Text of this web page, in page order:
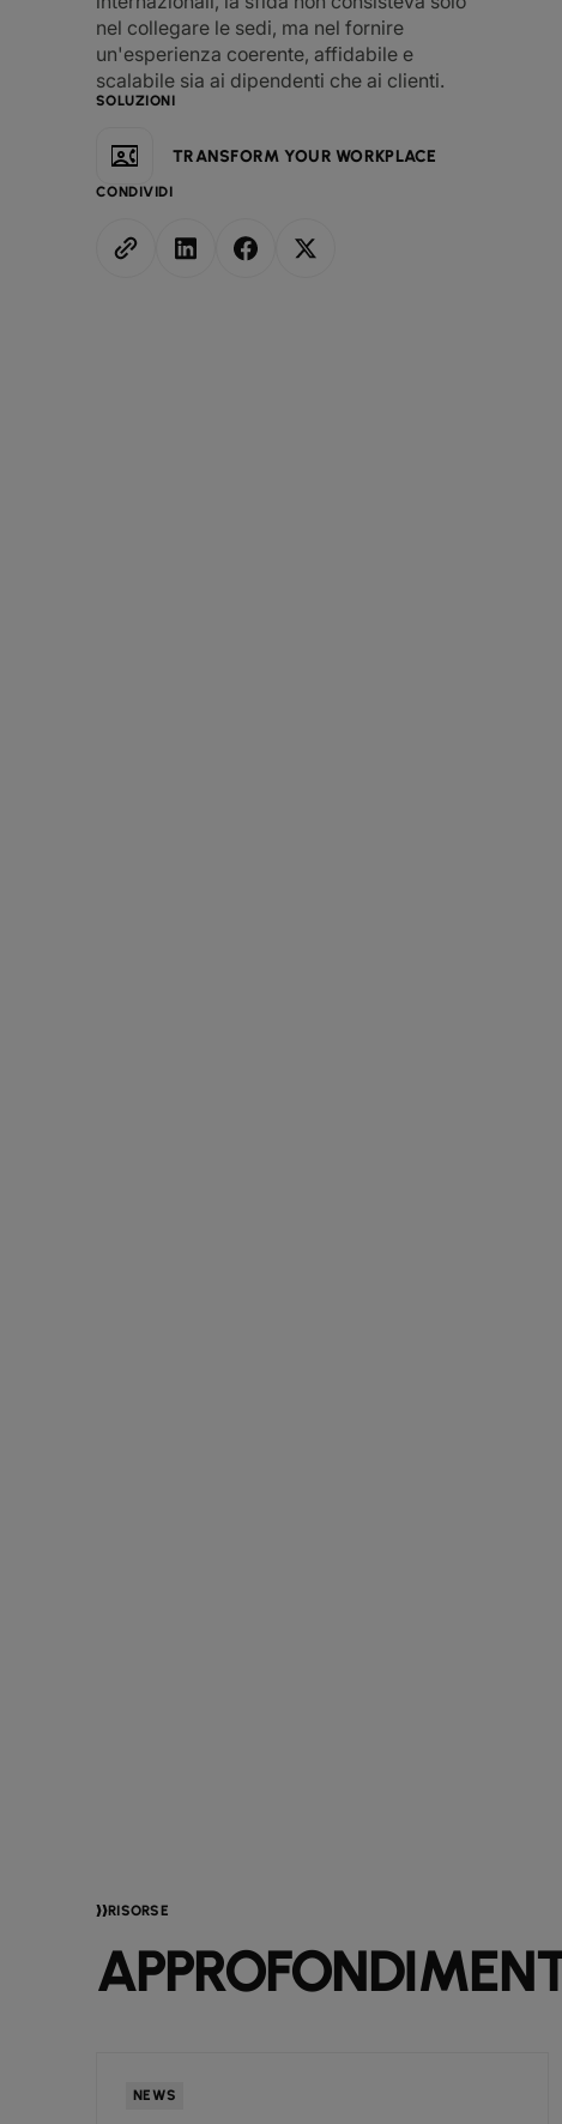
nel collegare le sedi, ma nel fornire
un'esperienza coerente, affidabile e
scalabile sia ai dipendenti che ai clienti.
SOLUZIONI
TRANSFORM YOUR WORKPLACE
CONDIVIDI
RISORSE
NEWS